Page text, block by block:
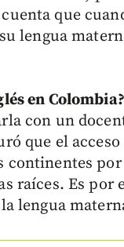
que
lengua
en Colombia?
con un
que el
raíces. Es por
lengua